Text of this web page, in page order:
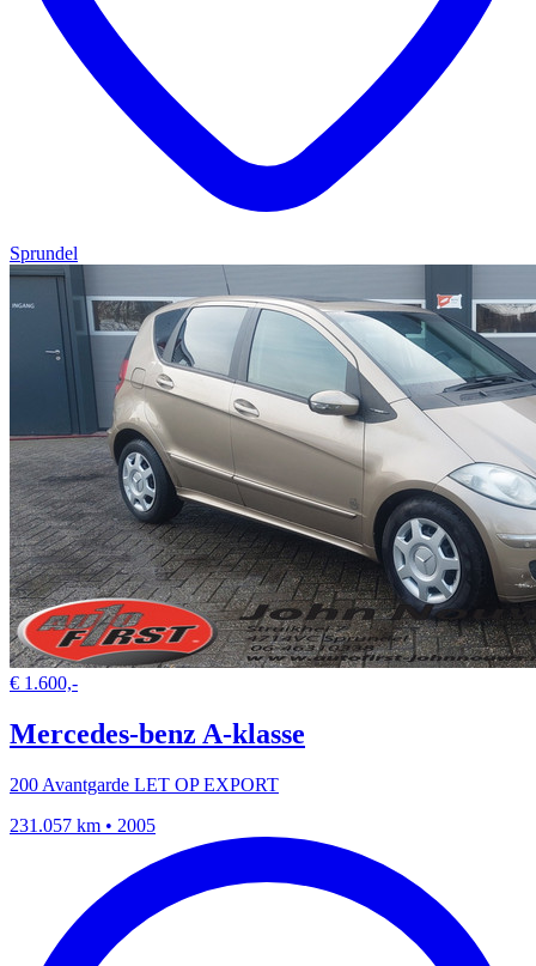
Sprundel
€ 1.600,-
Mercedes-benz A-klasse
200 Avantgarde LET OP EXPORT
231.057 km • 2005